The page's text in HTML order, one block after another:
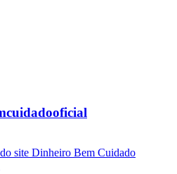
site Dinheiro Bem Cuidado